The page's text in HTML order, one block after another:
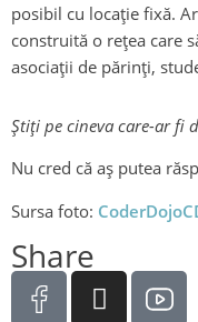
posibil cu locație fixă.
construită o rețea care
asociații de părinți,
Știți pe cineva care-ar fi
Nu cred că aș putea
Sursa foto:
Share